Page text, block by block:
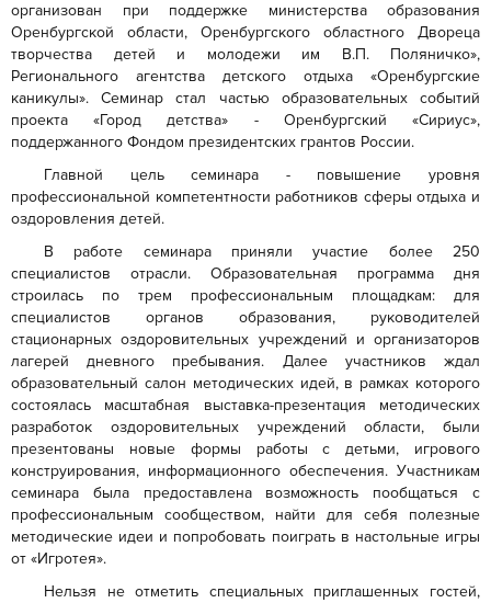
организован при поддержке министерства образования
Оренбургской области, Оренбургского областного Двореца
творчества детей и молодежи им В.П. Поляничко»,
Регионального агентства детского отдыха «Оренбургские
каникулы». Семинар стал частью образовательных событий
проекта «Город детства» - Оренбургский «Сириус»,
поддержанного Фондом президентских грантов России.
Главной цель семинара - повышение уровня
профессиональной компетентности работников сферы отдыха и
оздоровления детей.
В работе семинара приняли участие более 250
специалистов отрасли. Образовательная программа дня
строилась по трем профессиональным площадкам: для
специалистов органов образования, руководителей
стационарных оздоровительных учреждений и организаторов
лагерей дневного пребывания. Далее участников ждал
образовательный салон методических идей, в рамках которого
состоялась масштабная выставка-презентация методических
разработок оздоровительных учреждений области, были
презентованы новые формы работы с детьми, игрового
конструирования, информационного обеспечения. Участникам
семинара была предоставлена возможность пообщаться с
профессиональным сообществом, найти для себя полезные
методические идеи и попробовать поиграть в настольные игры
от «Игротея».
Нельзя не отметить специальных приглашенных гостей,